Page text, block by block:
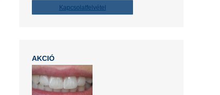
Kapcsolatfelvétel
AKCIÓ